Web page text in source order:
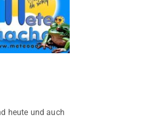
heute und auch